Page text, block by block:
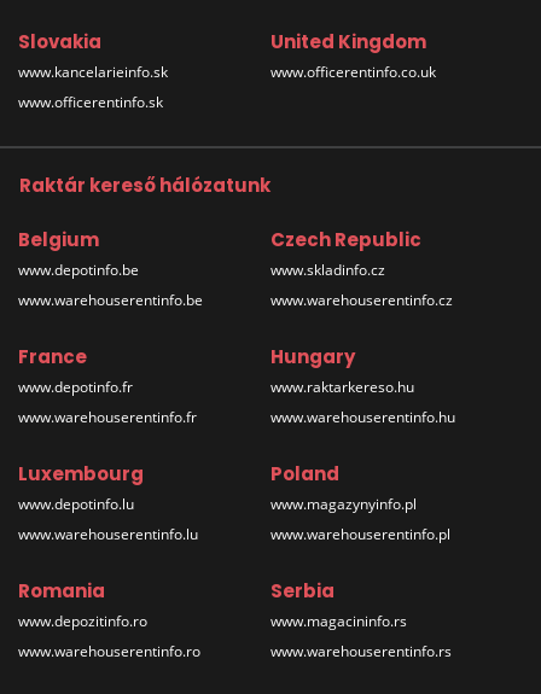
Slovakia
www.kancelarieinfo.sk
www.officerentinfo.sk
United Kingdom
www.officerentinfo.co.uk
Raktár kereső hálózatunk
Belgium
www.depotinfo.be
www.warehouserentinfo.be
Czech Republic
www.skladinfo.cz
www.warehouserentinfo.cz
France
www.depotinfo.fr
www.warehouserentinfo.fr
Hungary
www.raktarkereso.hu
www.warehouserentinfo.hu
Luxembourg
www.depotinfo.lu
www.warehouserentinfo.lu
Poland
www.magazynyinfo.pl
www.warehouserentinfo.pl
Romania
www.depozitinfo.ro
www.warehouserentinfo.ro
Serbia
www.magacininfo.rs
www.warehouserentinfo.rs